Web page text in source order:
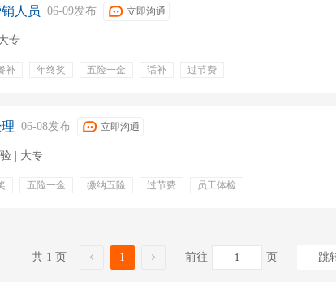
人员 06-09发布 立即沟通
专
补 年终奖 五险一金 话补
过节费
06-08发布 立即沟通
| 大专
五险一金 缴纳五险 过节费
员工体检
共 1 页 1 前往 页 跳